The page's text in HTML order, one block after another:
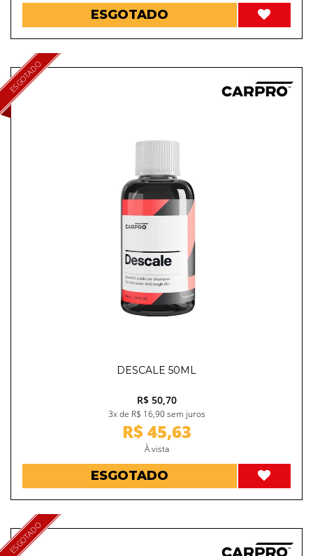
ESGOTADO
ESGOTADO
DESCALE 50ML
R$ 50,70
3x de R$ 16,90 sem juros
R$ 45,63
À vista
ESGOTADO
ESGOTADO